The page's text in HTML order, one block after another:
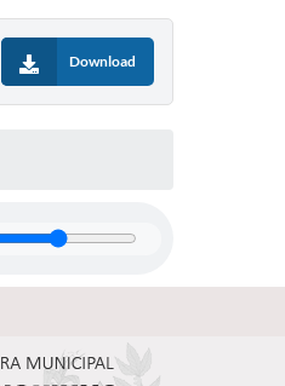
Download